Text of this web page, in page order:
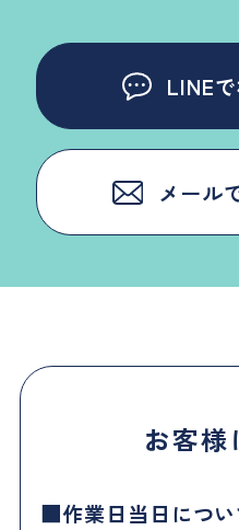
LINE
メール
お客様
作業日当日につい